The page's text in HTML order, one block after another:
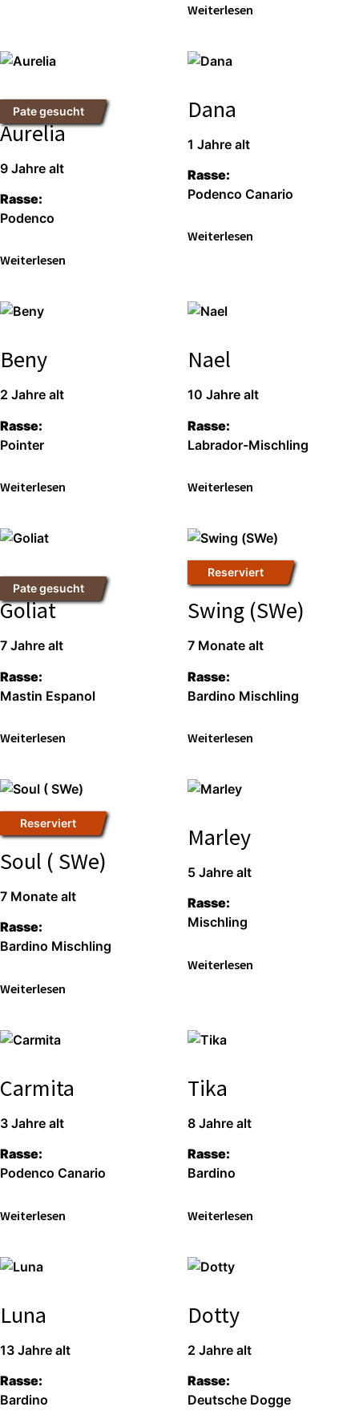
Wei­ter­le­sen
Pate gesucht
Aurelia
9 Jah­re alt
Ras­se:
Poden­co
Wei­ter­le­sen
Dana
1 Jah­re alt
Ras­se:
Poden­co Cana­rio
Wei­ter­le­sen
Beny
2 Jah­re alt
Ras­se:
Poin­ter
Wei­ter­le­sen
Nael
10 Jah­re alt
Ras­se:
Labra­dor-Misch­ling
Wei­ter­le­sen
Pate gesucht
Goliat
7 Jah­re alt
Ras­se:
Mastin Espa­nol
Wei­ter­le­sen
Reser­viert
Swing (SWe)
7 Mona­te alt
Ras­se:
Bar­di­no Misch­ling
Wei­ter­le­sen
Reser­viert
Soul ( SWe)
7 Mona­te alt
Ras­se:
Bar­di­no Misch­ling
Wei­ter­le­sen
Marley
5 Jah­re alt
Ras­se:
Misch­ling
Wei­ter­le­sen
Carmita
3 Jah­re alt
Ras­se:
Poden­co Cana­rio
Wei­ter­le­sen
Tika
8 Jah­re alt
Ras­se:
Bar­di­no
Wei­ter­le­sen
Luna
13 Jah­re alt
Ras­se:
Bar­di­no
Dotty
2 Jah­re alt
Ras­se:
Deut­sche Dog­ge